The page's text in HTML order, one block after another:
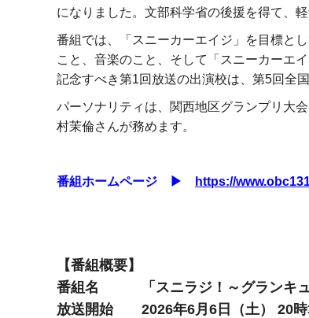
になりました。文部科学省の後援を得て、
番組では、「スニーカーエイジ」を目標と
こと、音楽のこと、そして「スニーカーエ
記念すべき第1回放送の出演校は、第5回全
パーソナリティは、関西地区グランプリ大
村茉倫さんが務めます。
番組ホームページ ▶ https://
【番組概要】
番組名 「スニラジ！～グランキュ
放送開始 2026年6月6日（土） 20時